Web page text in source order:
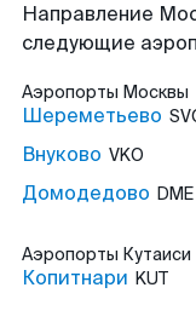
Направление
следующие
Аэропорты Москвы
Шереметьево
Внуково VKO
Домодедово DME
Аэропорты Кутаиси
Копитнари KUT